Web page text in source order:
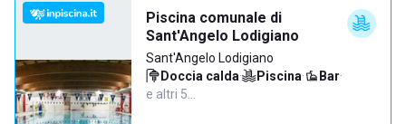
Piscina comunale di
Sant'Angelo Lodigiano
Sant'Angelo Lodigiano
Doccia calda· Piscina· Bar·
e altri 5…